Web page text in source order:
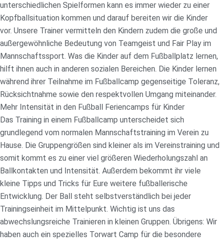
unterschiedlichen Spielformen kann es immer wieder zu einer
Kopfballsituation kommen und darauf bereiten wir die Kinder
vor. Unsere Trainer vermitteln den Kindern zudem die große und
außergewöhnliche Bedeutung von Teamgeist und Fair Play im
Mannschaftssport. Was die Kinder auf dem Fußballplatz lernen,
hilft ihnen auch in anderen sozialen Bereichen. Die Kinder lernen
während ihrer Teilnahme im Fußballcamp gegenseitige Toleranz,
Rücksichtnahme sowie den respektvollen Umgang miteinander.
Mehr Intensität in den Fußball Feriencamps für Kinder
Das Training in einem Fußballcamp unterscheidet sich
grundlegend vom normalen Mannschaftstraining im Verein zu
Hause. Die Gruppengrößen sind kleiner als im Vereinstraining und
somit kommt es zu einer viel größeren Wiederholungszahl an
Ballkontakten und Intensität. Außerdem bekommt ihr viele
kleine Tipps und Tricks für Eure weitere fußballerische
Entwicklung. Der Ball steht selbstverständlich bei jeder
Trainingseinheit im Mittelpunkt. Wichtig ist uns das
abwechslungsreiche Trainieren in kleinen Gruppen. Übrigens: Wir
haben auch ein spezielles Torwart Camp für die besondere